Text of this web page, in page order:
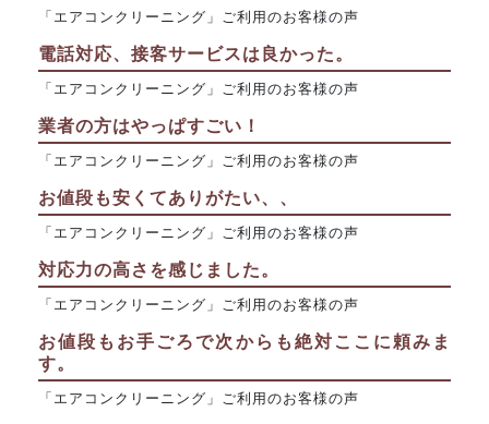
「エアコンクリーニング」ご利用のお客様の声
電話対応、接客サービスは良かった。
「エアコンクリーニング」ご利用のお客様の声
業者の方はやっぱすごい！
「エアコンクリーニング」ご利用のお客様の声
お値段も安くてありがたい、、
「エアコンクリーニング」ご利用のお客様の声
対応力の高さを感じました。
「エアコンクリーニング」ご利用のお客様の声
お値段もお手ごろで次からも絶対ここに頼みま
す。
「エアコンクリーニング」ご利用のお客様の声